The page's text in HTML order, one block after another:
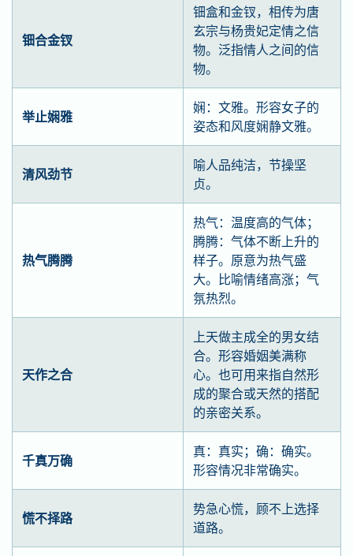
钿合金钗
钿盒和金钗，相传为唐
玄宗与杨贵妃定情之信
物。泛指情人之间的信
物。
举止娴雅
娴：文雅。形容女子的
姿态和风度娴静文雅。
清风劲节
喻人品纯洁，节操坚
贞。
热气腾腾
热气：温度高的气体；
腾腾：气体不断上升的
样子。原意为热气盛
大。比喻情绪高涨；气
氛热烈。
天作之合
上天做主成全的男女结
合。形容婚姻美满称
心。也可用来指自然形
成的聚合或天然的搭配
的亲密关系。
千真万确
真：真实；确：确实。
形容情况非常确实。
慌不择路
势急心慌，顾不上选择
道路。